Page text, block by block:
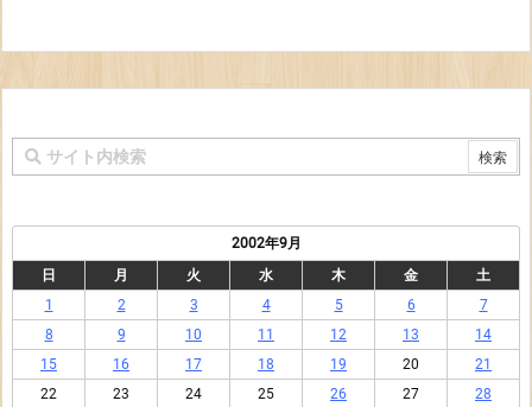
2002年9月
日
月 火 水 木 金
土
1
2 3 4 5 6
7
8
9 10 11 12 13
14
15
16 17 18 19 20
21
22
23 24 25 26 27
28